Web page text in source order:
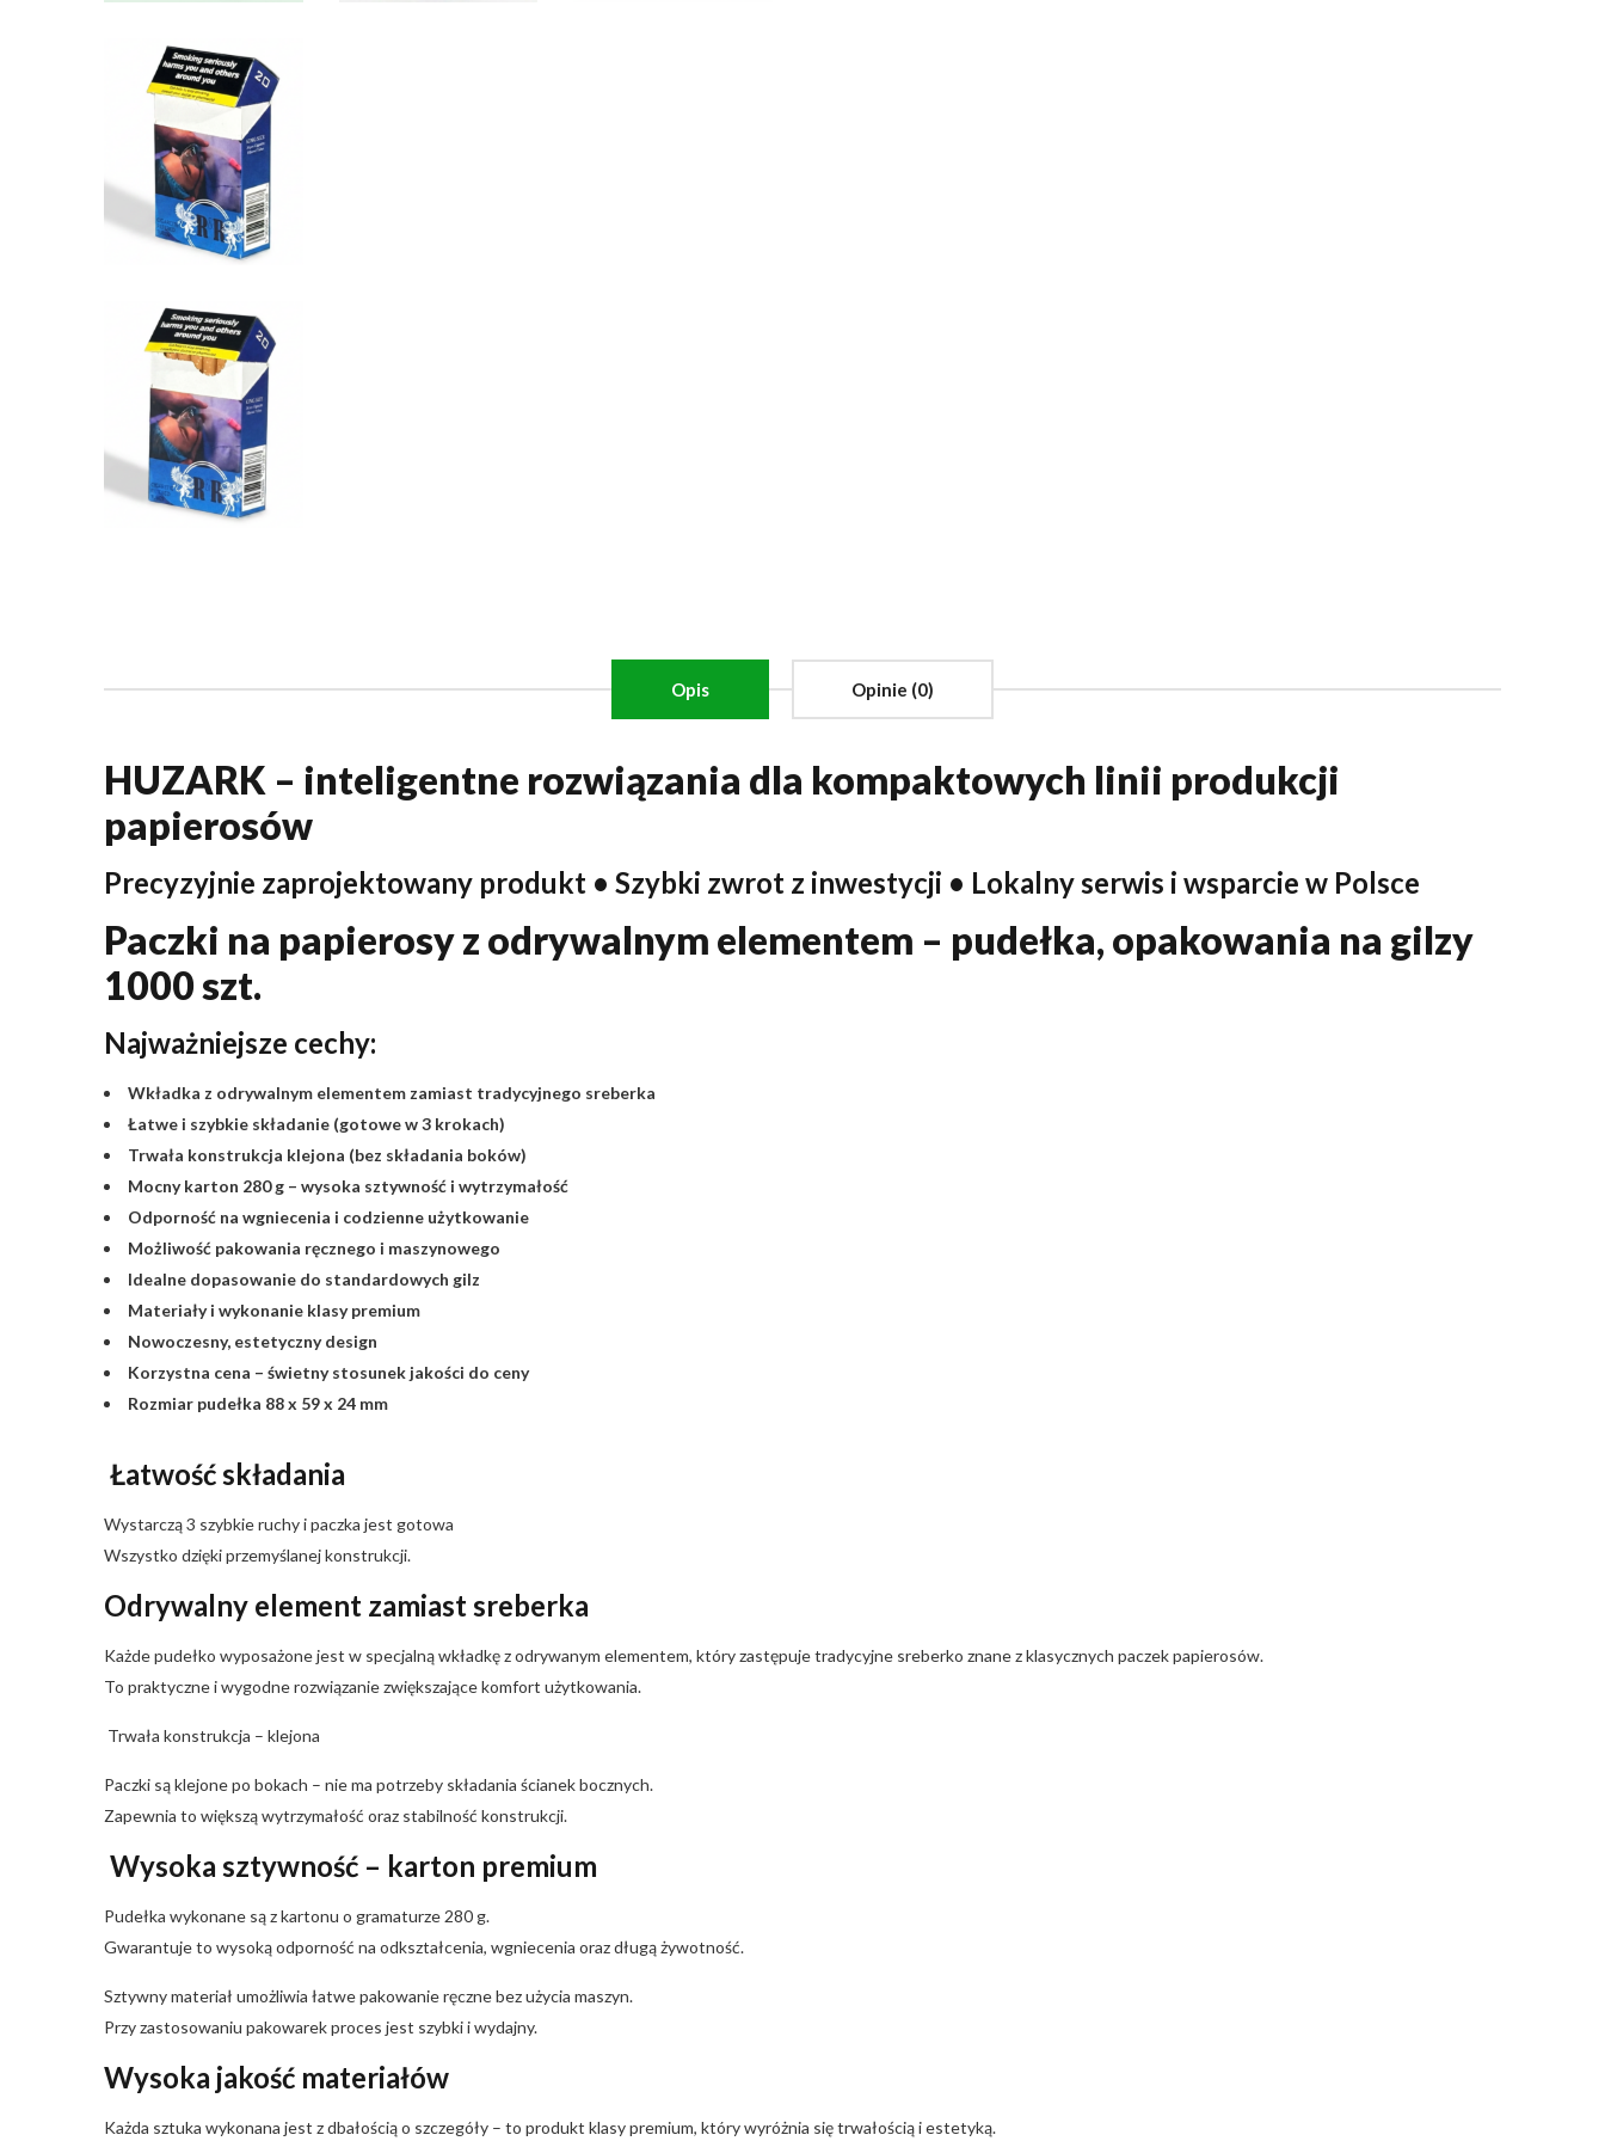
Opis Opinie (0)
HUZARK – inteligentne rozwiązania dla kompaktowych linii produkcji
papierosów
Precyzyjnie zaprojektowany produkt • Szybki zwrot z inwestycji • Lokalny serwis i wsparcie w Polsce
Paczki na papierosy z odrywalnym elementem – pudełka, opakowania na gilzy
1000 szt.
Najważniejsze cechy:
Wkładka z odrywalnym elementem zamiast tradycyjnego sreberka
Łatwe i szybkie składanie (gotowe w 3 krokach)
Trwała konstrukcja klejona (bez składania boków)
Mocny karton 280 g – wysoka sztywność i wytrzymałość
Odporność na wgniecenia i codzienne użytkowanie
Możliwość pakowania ręcznego i maszynowego
Idealne dopasowanie do standardowych gilz
Materiały i wykonanie klasy premium
Nowoczesny, estetyczny design
Korzystna cena – świetny stosunek jakości do ceny
Rozmiar pudełka 88 x 59 x 24 mm
Łatwość składania
Wystarczą 3 szybkie ruchy i paczka jest gotowa
Wszystko dzięki przemyślanej konstrukcji.
Odrywalny element zamiast sreberka
Każde pudełko wyposażone jest w specjalną wkładkę z odrywanym elementem, który zastępuje tradycyjne sreberko znane z klasycznych paczek papierosów.
To praktyczne i wygodne rozwiązanie zwiększające komfort użytkowania.
Trwała konstrukcja – klejona
Paczki są klejone po bokach – nie ma potrzeby składania ścianek bocznych.
Zapewnia to większą wytrzymałość oraz stabilność konstrukcji.
Wysoka sztywność – karton premium
Pudełka wykonane są z kartonu o gramaturze 280 g.
Gwarantuje to wysoką odporność na odkształcenia, wgniecenia oraz długą żywotność.
Sztywny materiał umożliwia łatwe pakowanie ręczne bez użycia maszyn.
Przy zastosowaniu pakowarek proces jest szybki i wydajny.
Wysoka jakość materiałów
Każda sztuka wykonana jest z dbałością o szczegóły – to produkt klasy premium, który wyróżnia się trwałością i estetyką.